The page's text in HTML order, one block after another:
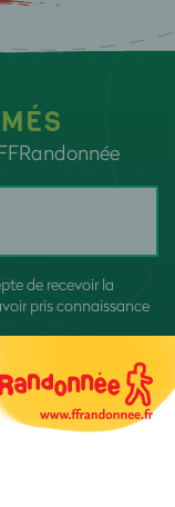
de recevoir la
pris connaissance